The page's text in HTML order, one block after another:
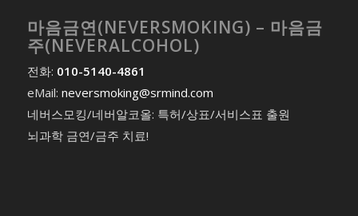
마음금연(NEVERSMOKING) – 마음금
주(NEVERALCOHOL)
전화: 010-5140-4861
eMail: neversmoking@srmind.com
네버스모킹/네버알코올: 특허/상표/서비스표 출원
뇌과학 금연/금주 치료!